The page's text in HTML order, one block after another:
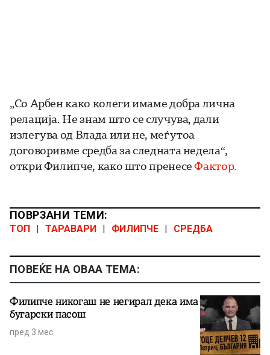
„Со Арбен како колеги имаме добра лична
релација. Не знам што се случува, дали
излегува од Влада или не, меѓутоа
договоривме средба за следната недела“,
откри Филипче, како што пренесеФактор.
ПОВРЗАНИ ТЕМИ:
ТОП ТАРАВАРИ ФИЛИПЧЕ СРЕДБА
ПОВЕЌЕ НА ОВАА ТЕМА:
Филипче никогаш не негирал дека има
бугарски пасош
пред 3 мес.